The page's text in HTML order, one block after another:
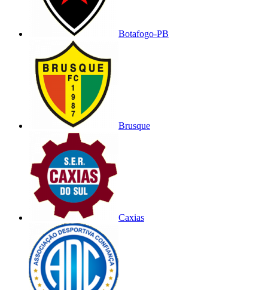
Botafogo-PB
Brusque
Caxias